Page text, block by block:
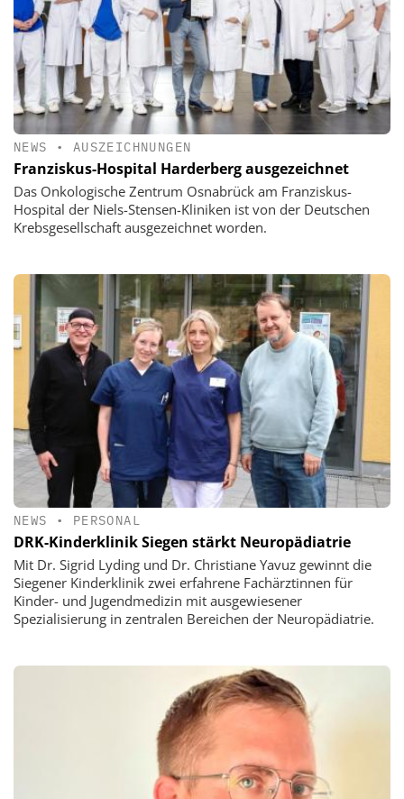
NEWS • AUSZEICHNUNGEN
Franziskus-Hospital Harderberg ausgezeichnet
Das Onkologische Zentrum Osnabrück am Franziskus-
Hospital der Niels-Stensen-Kliniken ist von der Deutschen
Krebsgesellschaft ausgezeichnet worden.
NEWS • PERSONAL
DRK-Kinderklinik Siegen stärkt Neuropädiatrie
Mit Dr. Sigrid Lyding und Dr. Christiane Yavuz gewinnt die
Siegener Kinderklinik zwei erfahrene Fachärztinnen für
Kinder- und Jugendmedizin mit ausgewiesener
Spezialisierung in zentralen Bereichen der Neuropädiatrie.